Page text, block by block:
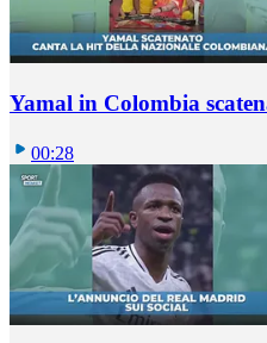
Yamal in Colombia
00:28